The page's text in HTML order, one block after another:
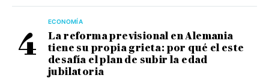
ECONOMÍA
La reforma previsional en Alemania
tiene su propia grieta: por qué el este
desafía el plan de subir la edad
jubilatoria